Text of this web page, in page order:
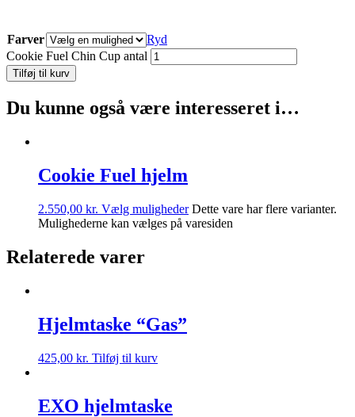
Farver
Ryd
Cookie Fuel Chin Cup antal
Tilføj til kurv
Du kunne også være interesseret i…
Cookie Fuel hjelm
2.550,00 kr. Vælg muligheder Dette vare har flere varianter.
Mulighederne kan vælges på varesiden
Relaterede varer
Hjelmtaske “Gas”
425,00 kr. Tilføj til kurv
EXO hjelmtaske